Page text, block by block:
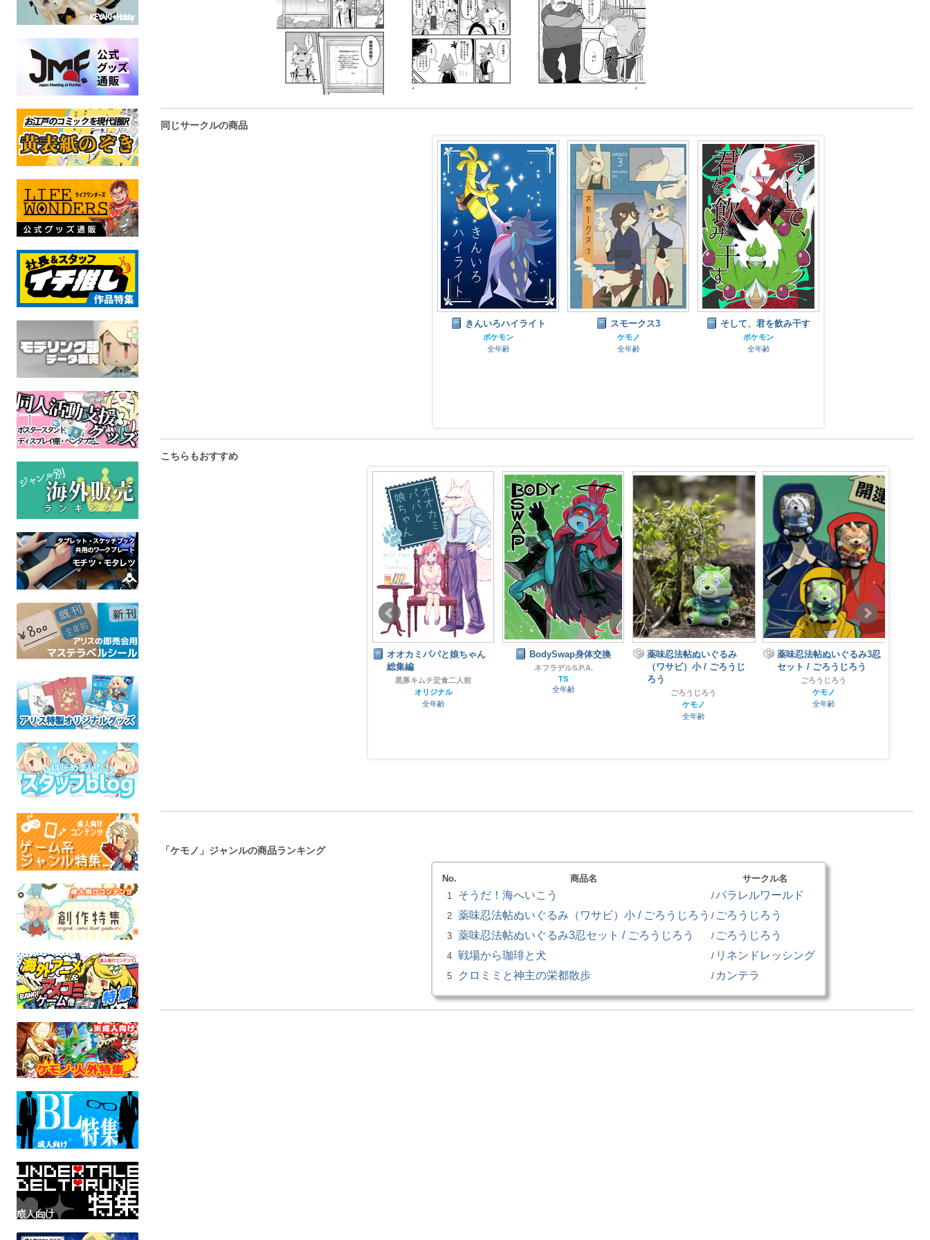
同じサークルの商品
きんいろハイライト
ポケモン
全年齢
きんいろハイライト
ポケモン
全年齢
スモークス3
ケモノ
全年齢
そして、君を飲み干す
ポケモン
全年齢
こちらもおすすめ
マドロス綺譚3
ケモノ
全年齢
プラモ風アクリルキーホ
伝）
オオカミパパと娘ちゃん
総集編
黒豚キムチ定食二人前
オリジナル
全年齢
BodySwap身体交換
ネフラデルS.P.A.
TS
全年齢
薬味忍法帖ぬいぐるみ
（ワサビ）小 / ごろうじ
ろう
ごろうじろう
ケモノ
全年齢
薬味忍法帖ぬいぐるみ3忍
セット / ごろうじろう
ごろうじろう
ケモノ
全年齢
「ケモノ」ジャンルの商品ランキング
No. 商品名
サークル名
1
そうだ！海へいこう /パラレルワールド
2 薬味忍法帖ぬいぐるみ（ワサビ）小 / ごろうじろう / ごろうじろう
3 薬味忍法帖ぬいぐるみ3忍セット / ごろうじろう / ごろうじろう
4 戦場から珈琲と犬 / リネンドレッシング
5 クロミミと神主の栄都散歩 / カンテラ